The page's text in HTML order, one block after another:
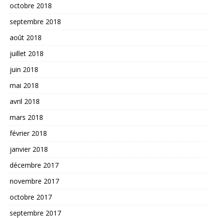
octobre 2018
septembre 2018
août 2018
juillet 2018
juin 2018
mai 2018
avril 2018
mars 2018
février 2018
janvier 2018
décembre 2017
novembre 2017
octobre 2017
septembre 2017